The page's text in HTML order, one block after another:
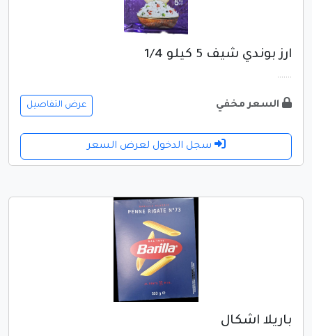
ارز بوندي شيف 5 كيلو 1/4
.......
السعر مخفي عرض التفاصيل
سجل الدخول لعرض السعر
باريلا اشكال